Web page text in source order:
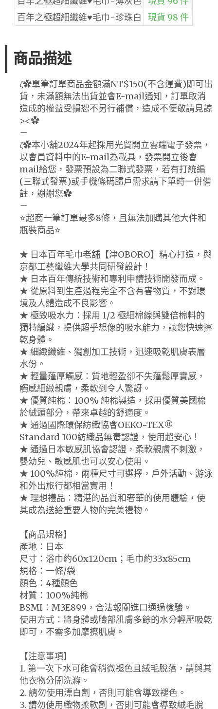
百年之極超細纖維♥毛巾-珍珠白
現貨 98 件
商品描述
ζ✿單筆訂單商品金額滿NT$150(不含運費)即可出
貨，未滿額無法出貨並會E-mail通知，訂單取消
造成的權益受損恕不另行補償，造成不便敬請見諒
><✿
－
ζ✿本小舖2024年起採用光貿開立雲端電子發票，
以會員資料中的E-mail為載具，發票開立後會
mail給您，發票預設為二聯式發票，若有打統編
(三聯式發票)或手機條碼歸戶需求請下單時一併備
註，謝謝您✿
－
⭐️超商一筆訂單最多8條，且無法加購其他大件和
瓶裝商品⭐️
★ 日本百年毛巾老舖【津OBORO】精心打造，與
京都工藝纖維大學共同研發設計！
★ 日本百年傳統技術和專利申請技術開發而成。
★ 從原料到生產過程完全不含有害物質，不對環
境及人體造成不良影響。
★ 極致吸水力：採用 1/2 極細棉線與雙倍棉料的
獨特編織，提供超乎想像的吸水能力，讓您快速擦
乾身體。
★ 細緻纖維、獨創加工技術，迅速吸乾肌膚表層
水份。
★ 輕量蓬厚觸感：質地輕盈卻不失蓬鬆厚實感，
觸感細緻親膚，柔軟到令人驚訝。
★ 優質純棉：100% 純棉製造，採用優質美國棉
於絨頭部分，帶來卓越的舒適度。
★ 通過國際環保紡織協會OEKO-TEX®
Standard 100紡織品無毒認證，使用超安心！
★ 通過日本敏感肌協會認證，柔軟親膚不刺激，
嬰幼兒、敏感肌也可以安心使用。
★ 100%純棉，兩種尺寸可選擇，戶外活動、游泳
和外出旅行都相當實用！
★ 理想禮品：精湛的品質和奢華的使用體驗，使
其成為送給重要人物的完美禮物。
【商品規格】
產地：日本
尺寸：浴巾約60x120cm；毛巾約33x85cm
規格：一條/袋
顏色：4種顏色
材質：100%純棉
BSMI：M3E899，合法報關進口通過檢驗。
使用方式：將身體或臉部肌膚多餘的水分輕壓吸乾
即可，不需多加摩擦肌膚。
【注意事項】
1. 第一次下水可能會稍微褪色且絨毛脫落，請與其
他衣物分開洗滌。
2. 請勿使用漂白劑，否則可能會導致褪色。
3. 請勿使用織物柔軟劑，否則可能會導致絨毛脫